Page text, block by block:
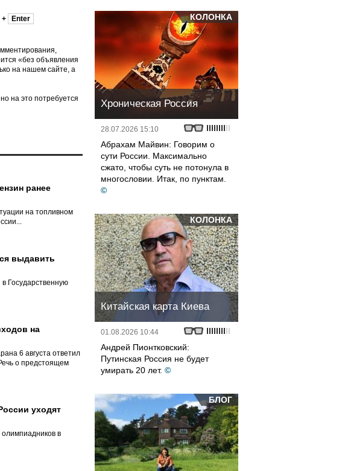
+ Enter
«без объявления
на нашем сайте, а
на это потребуется
ранее
на топливном
выдавить
Государственную
на
6 августа ответил
о предстоящем
уходят
в
КОЛОНКА
Хроническая Россия
28.07.2026 15:10
Абрахам Майвин: Говорим о
сути России. Максимально
сжато, чтобы суть не потонула в
многословии. Итак, по пунктам.
©
КОЛОНКА
Китайская карта Киева
01.08.2026 10:44
Андрей Пионтковский:
Путинская Россия не будет
умирать 20 лет. ©
БЛОГ